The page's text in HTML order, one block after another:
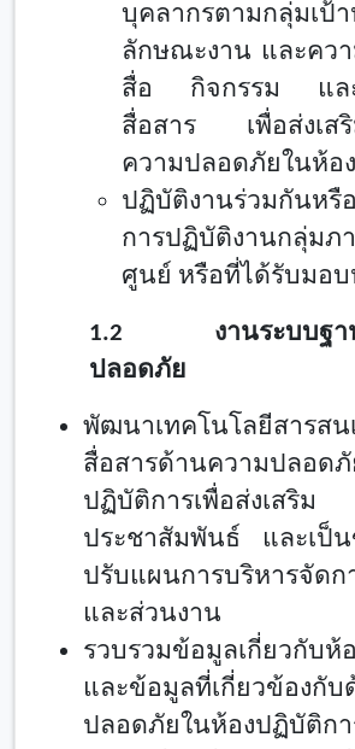
บุคลากรตามกลุ่มเป้
ลักษณะงาน และควา
สื่อ กิจกรรม และ
สื่อสาร เพื่อส่งเสริ
ความปลอดภัยในห้อ
ปฏิบัติงานร่วมกันหรื
การปฏิบัติงานกลุ่มภ
ศูนย์ หรือที่ได้รับมอ
1.2 งานระบบฐาน
ปลอดภัย
พัฒนาเทคโนโลยีสารสน
สื่อสารด้านความปลอดภั
ปฏิบัติการเพื่อส่ง
ประชาสัมพันธ์ และเป็
ปรับแผนการบริหารจัดก
และส่วนงาน
รวบรวมข้อมูลเกี่ยวกับห้
และข้อมูลที่เกี่ยวข้องกับ
ปลอดภัยในห้องปฏิบัติก